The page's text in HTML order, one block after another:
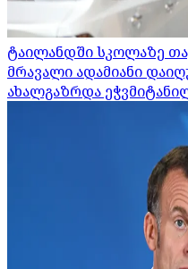
ტაილანდში სკოლაზე
მრავალი ადამიანი
ახალგაზრდა